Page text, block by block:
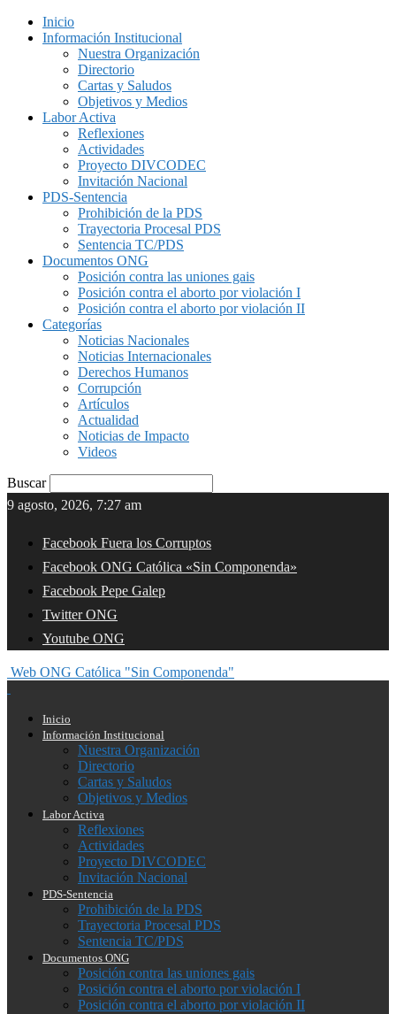
Inicio
Información Institucional
Nuestra Organización
Directorio
Cartas y Saludos
Objetivos y Medios
Labor Activa
Reflexiones
Actividades
Proyecto DIVCODEC
Invitación Nacional
PDS-Sentencia
Prohibición de la PDS
Trayectoria Procesal PDS
Sentencia TC/PDS
Documentos ONG
Posición contra las uniones gais
Posición contra el aborto por violación I
Posición contra el aborto por violación II
Categorías
Noticias Nacionales
Noticias Internacionales
Derechos Humanos
Corrupción
Artículos
Actualidad
Noticias de Impacto
Videos
Buscar
9 agosto, 2026, 7:27 am
Facebook Fuera los Corruptos
Facebook ONG Católica «Sin Componenda»
Facebook Pepe Galep
Twitter ONG
Youtube ONG
Web ONG Católica "Sin Componenda"
Inicio
Información Institucional
Nuestra Organización
Directorio
Cartas y Saludos
Objetivos y Medios
Labor Activa
Reflexiones
Actividades
Proyecto DIVCODEC
Invitación Nacional
PDS-Sentencia
Prohibición de la PDS
Trayectoria Procesal PDS
Sentencia TC/PDS
Documentos ONG
Posición contra las uniones gais
Posición contra el aborto por violación I
Posición contra el aborto por violación II